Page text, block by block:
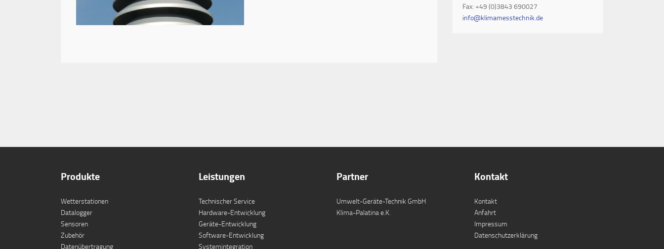
Fax: +49 (0)3843 690027
info@klimamesstechnik.de
Produkte
Wetterstationen
Datalogger
Sensoren
Zubehör
Datenübertragung
Leistungen
Technischer Service
Hardware-Entwicklung
Geräte-Entwicklung
Software-Entwicklung
Systemintegration
Partner
Umwelt-Geräte-Technik GmbH
Klima-Palatina e.K.
Kontakt
Kontakt
Anfahrt
Impressum
Datenschutzerklärung